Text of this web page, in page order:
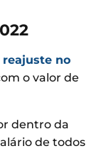
reajuste no
o valor de
dentro da
de todos